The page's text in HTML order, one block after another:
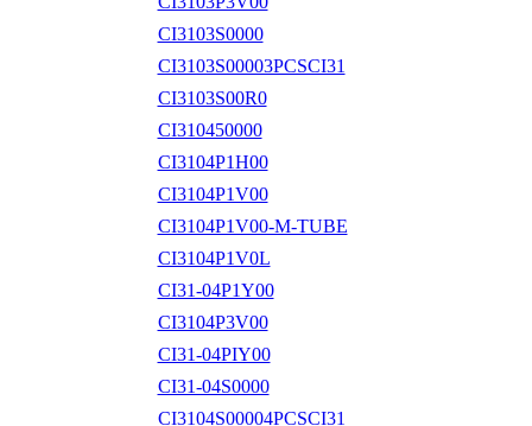
CI3103S0000
CI3103S00003PCSCI31
CI3103S00R0
CI310450000
CI3104P1H00
CI3104P1V00
CI3104P1V00-M-TUBE
CI3104P1V0L
CI31-04P1Y00
CI3104P3V00
CI31-04PIY00
CI31-04S0000
CI3104S00004PCSCI31